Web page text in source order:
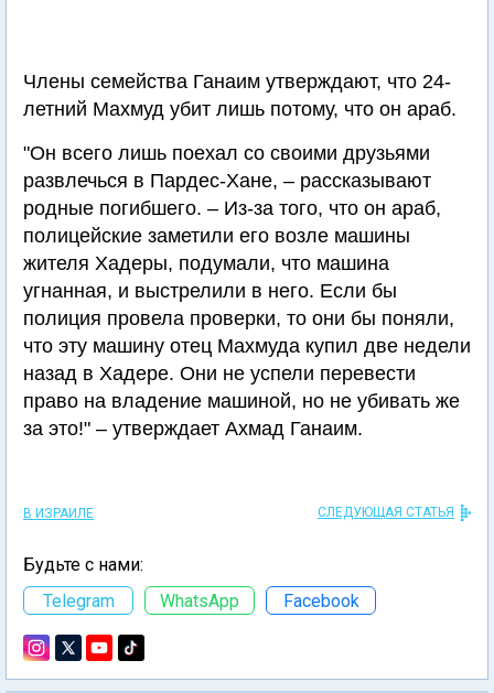
Члены семейства Ганаим утверждают, что 24-
летний Махмуд убит лишь потому, что он араб.
"Он всего лишь поехал со своими друзьями
развлечься в Пардес-Хане, – рассказывают
родные погибшего. – Из-за того, что он араб,
полицейские заметили его возле машины
жителя Хадеры, подумали, что машина
угнанная, и выстрелили в него. Если бы
полиция провела проверки, то они бы поняли,
что эту машину отец Махмуда купил две недели
назад в Хадере. Они не успели перевести
право на владение машиной, но не убивать же
за это!" – утверждает Ахмад Ганаим.
В ИЗРАИЛЕ СЛЕДУЮЩАЯ СТАТЬЯ
Будьте с нами:
Telegram
WhatsApp Facebook